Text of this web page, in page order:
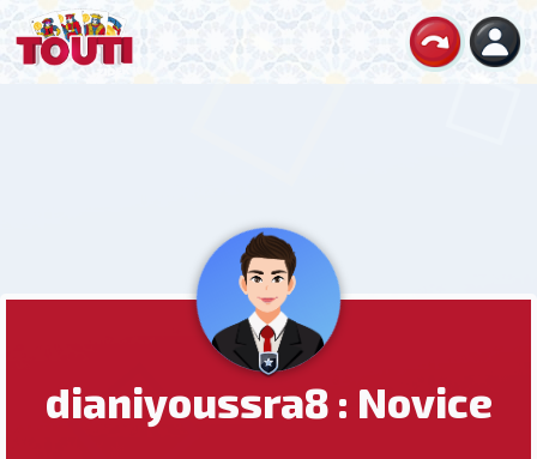
dianiyoussra8 : Novice